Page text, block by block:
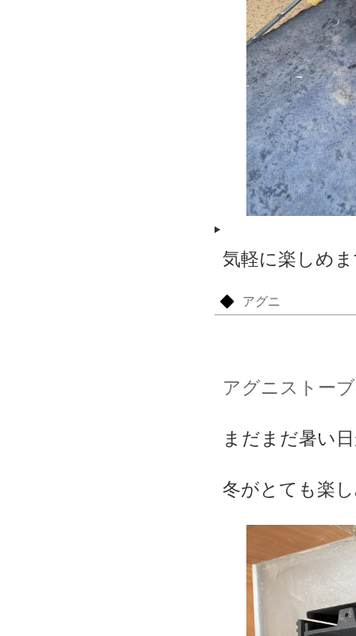
気軽に楽しめ
アグニ
アグニストーブ
まだまだ暑い
冬がとても楽